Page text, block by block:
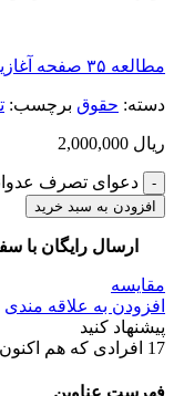
مطالعه ۳۵ صفحه آغازین کتاب
دسته: حقوق برچسب:
ریال
دعوای تصرف
افزودن به سبد خرید
ارسال رایگان با سفارش
مقایسه
افزودن به علاقه مندی
پیشنهاد کنید
17 افرادی که هم
فهرست عناوین